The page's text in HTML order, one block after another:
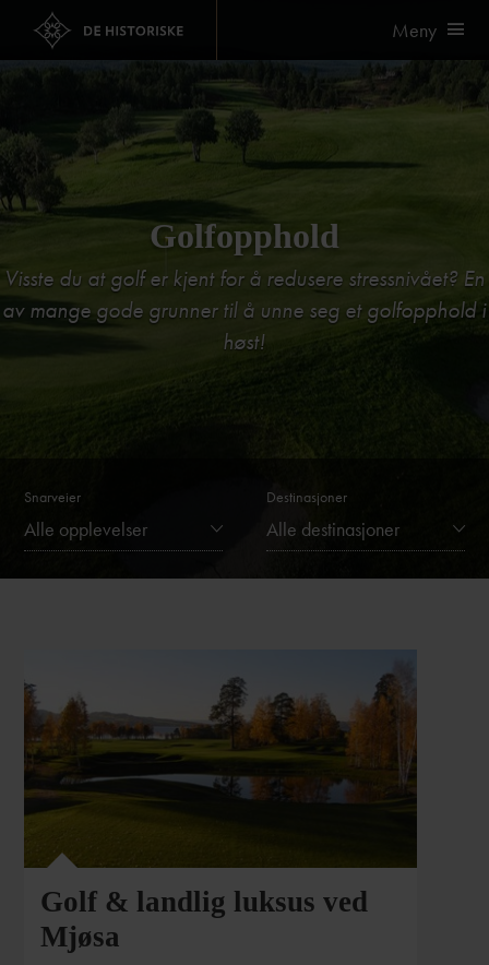
Meny
Golfopphold
Visste du at golf er kjent for å redusere stressnivået? En
av mange gode grunner til å unne seg et golfopphold i
høst!
Snarveier
Alle opplevelser
Destinasjoner
Alle destinasjoner
Golf & landlig luksus ved
Mjøsa